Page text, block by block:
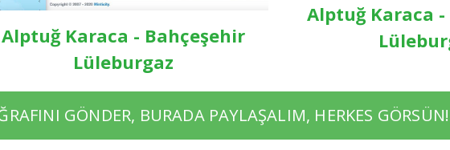
Alptuğ Karaca - Bahçeşehir
Lüleburgaz
Alptuğ Karaca
GÖNDER, BURADA PAYLAŞALIM, HERKES GÖRSÜN!